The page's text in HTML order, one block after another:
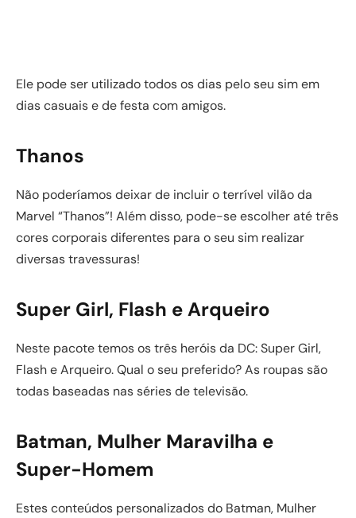
Ele pode ser utilizado todos os dias pelo seu sim em
dias casuais e de festa com amigos.
Thanos
Não poderíamos deixar de incluir o terrível vilão da
Marvel “Thanos”! Além disso, pode-se escolher até três
cores corporais diferentes para o seu sim realizar
diversas travessuras!
Super Girl, Flash e Arqueiro
Neste pacote temos os três heróis da DC: Super Girl,
Flash e Arqueiro. Qual o seu preferido? As roupas são
todas baseadas nas séries de televisão.
Batman, Mulher Maravilha e
Super-Homem
Estes conteúdos personalizados do Batman, Mulher